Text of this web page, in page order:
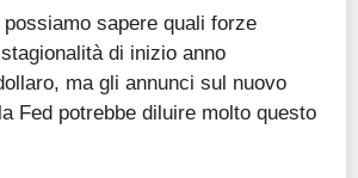
sapere quali forze
di inizio anno
ma gli annunci sul nuovo
Fed potrebbe diluire molto questo